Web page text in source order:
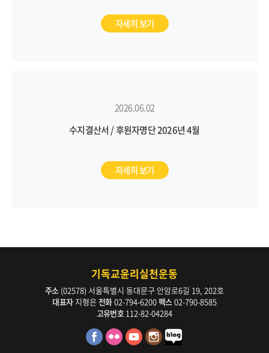
자세히 보기
2026.06.02
수지결산서 / 후원자명단 2026년 4월
자세히 보기
기독교윤리실천운동
주소 (02578) 서울특별시 동대문구 안암로6길 19, 202호
대표자지형은 전화02-794-6200팩스 02-790-8585
고유번호 112-82-04284